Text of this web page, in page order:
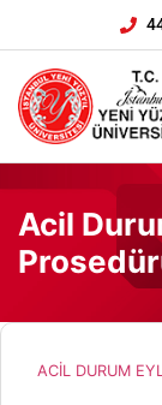
Acil
ACİL DURUM